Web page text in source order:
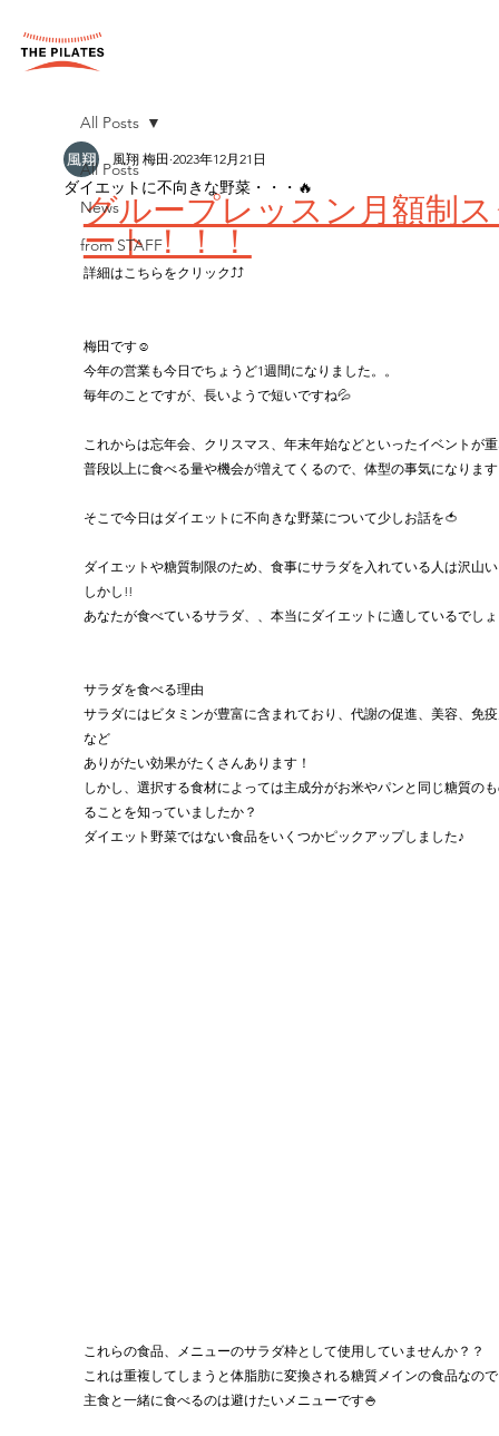
All Posts
News
from STAFF
All Posts
ダイエットに不向きな野菜・・・🔥
風翔 梅田 2023年12月21日
グループレッスン月額制
ート！！！
詳細はこちらをクリック⤴︎⤴︎
梅田です☺️
今年の営業も今日でちょうど1週間になりました。。
毎年のことですが、長いようで短いですね💦
これからは忘年会、クリスマス、年末年始などといったイベントが
普段以上に食べる量や機会が増えてくるので、体型の事気になりま
そこで今日はダイエットに不向きな野菜について少しお話を🍅
ダイエットや糖質制限のため、食事にサラダを入れている人は沢山
しかし!!
あなたが食べているサラダ、、本当にダイエットに適しているでし
サラダを食べる理由
サラダにはビタミンが豊富に含まれており、代謝の促進、美容、免
など
ありがたい効果がたくさんあります！
しかし、選択する食材によっては主成分がお米やパンと同じ糖質の
ることを知っていましたか？
ダイエット野菜ではない食品をいくつかピックアップしました♪
これらの食品、メニューのサラダ枠として使用していませんか？？
これは重複してしまうと体脂肪に変換される糖質メインの食品なの
主食と一緒に食べるのは避けたいメニューです🍚